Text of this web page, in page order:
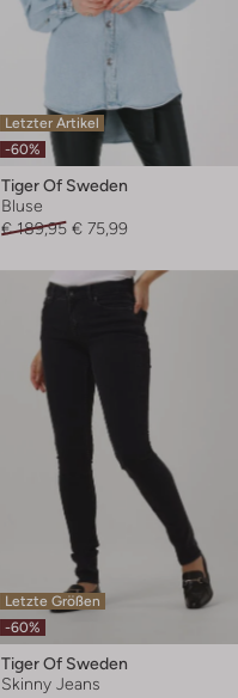
Letzter Artikel
-60%
Tiger Of Sweden
Bluse
€ 189,95 € 75,99
Letzte Größen
-60%
Tiger Of Sweden
Skinny Jeans